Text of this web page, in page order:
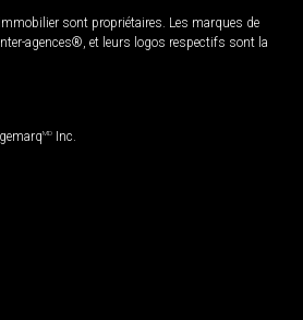
sont propriétaires. Les marques de
agences®, et leurs logos respectifs sont la
MD Inc.